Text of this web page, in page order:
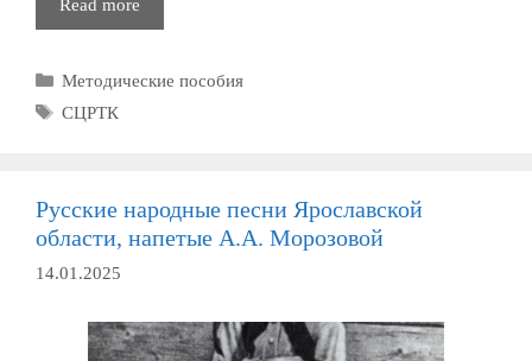
Read more
фольклор
Рубрики
Методические пособия
Метки
СЦРТК
Русские народные песни Ярославской
области, напетые А.А. Морозовой
14.01.2025